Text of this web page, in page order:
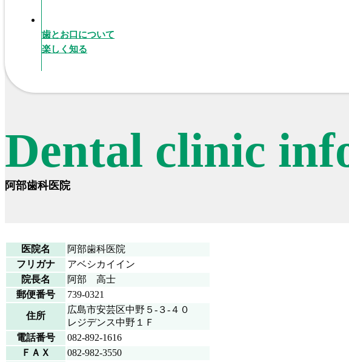
歯とお口について
楽しく知る
Dental clinic
阿部歯科医院
医院名
阿部歯科医院
フリガナ
アベシカイイン
院長名
阿部 高士
郵便番号
739-0321
住所
広島市安芸区中野５-３-４０
レジデンス中野１Ｆ
電話番号
082-892-1616
ＦＡＸ
082-982-3550